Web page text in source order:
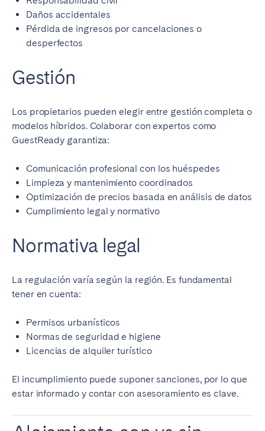
Daños accidentales
Pérdida de ingresos por cancelaciones o
desperfectos
Gestión
Los propietarios pueden elegir entre gestión completa o
modelos híbridos. Colaborar con expertos como
GuestReady garantiza:
Comunicación profesional con los huéspedes
Limpieza y mantenimiento coordinados
Optimización de precios basada en análisis de datos
Cumplimiento legal y normativo
Normativa legal
La regulación varía según la región. Es fundamental
tener en cuenta:
Permisos urbanísticos
Normas de seguridad e higiene
Licencias de alquiler turístico
El incumplimiento puede suponer sanciones, por lo que
estar informado y contar con asesoramiento es clave.